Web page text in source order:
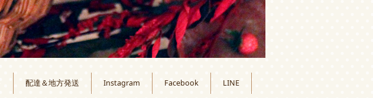
配達＆地方発送 Instagram Facebook LINE